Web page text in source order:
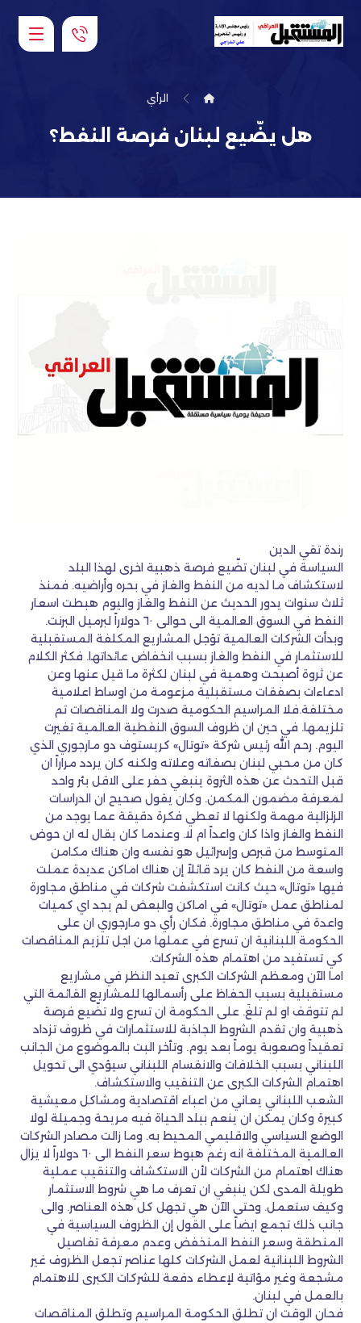
الرأي
هل يضّيع لبنان فرصة النفط؟
رندة تقي الدين
السياسة في لبنان تضّيع فرصة ذهبية اخرى لهذا البلد
لاستكشاف ما لديه من النفط والغاز في بحره وأراضيه. فمنذ
ثلاث سنوات يدور الحديث عن النفط والغاز واليوم هبطت اسعار
النفط في السوق العالمية الى حوالى ٦٠ دولاراً لبرميل البرنت.
وبدأت الشركات العالمية تؤجل المشاريع المكلفة المستقبلية
للاستثمار في النفط والغاز بسبب انخفاض عائداتها. فكثر الكلام
عن ثروة أصبحت وهمية في لبنان لكثرة ما قيل عنها وعن
ادعاءات بصفقات مستقبلية مزعومة من اوساط اعلامية
مختلفة.فلا المراسيم الحكومية صدرت ولا المناقصات تم
تلزيمها. في حين ان ظروف السوق النفطية العالمية تغيرت
اليوم. رحم الله رئيس شركة «توتال» كريستوف دو مارجوري الذي
كان من محبي لبنان بصفاته وعلاته ولكنه كان يردد مراراً ان
قبل التحدث عن هذه الثروة ينبغي حفر على الاقل بئر واحد
لمعرفة مضمون المكمن. وكان يقول صحيح ان الدراسات
الزلزالية مهمة ولكنها لا تعطي فكرة دقيقة عما يوجد من
النفط والغاز واذا كان واعداً ام لا. وعندما كان يقال له ان حوض
المتوسط من قبرص وإسرائيل هو نفسه وان هناك مكامن
واسعة من النفط كان يرد قائلاً إن هناك اماكن عديدة عملت
فيها «توتال» حيث كانت استكشفت شركات في مناطق مجاورة
لمناطق عمل «توتال» في اماكن والبعض لم يجد اي كميات
واعدة في مناطق مجاورة. فكان رأي دو مارجوري ان على
الحكومة اللبنانية ان تسرع في عملها من اجل تلزيم المناقصات
كي تستفيد من اهتمام هذه الشركات.
اما الآن ومعظم الشركات الكبرى تعيد النظر في مشاريع
مستقبلية بسبب الحفاظ على رأسمالها للمشاريع القائمة التي
لم تتوقف او لم تلغَ. على الحكومة ان تسرع ولا تضّيع فرصة
ذهبية وان تقدم الشروط الجاذبة للاستثمارات في ظروف تزداد
تعقيداً وصعوبة يوماً بعد يوم. وتأخر البت بالموضوع من الجانب
اللبناني بسبب الخلافات والانقسام اللبناني سيؤدي الى تحويل
اهتمام الشركات الكبرى عن التنقيب والاستكشاف.
الشعب اللبناني يعاني من اعباء اقتصادية ومشاكل معيشية
كبيرة وكان يمكن ان ينعم ببلد الحياة فيه مريحة وجميلة لولا
الوضع السياسي والاقليمي المحيط به. وما زالت مصادر الشركات
العالمية المختلفة انه رغم هبوط سعر النفط الى ٦٠ دولاراً لا يزال
هناك اهتمام من الشركات لأن الاستكشاف والتنقيب عملية
طويلة المدى لكن ينبغي ان تعرف ما هي شروط الاستثمار
وكيف ستعمل. وحتى الآن هي تجهل كل هذه العناصر. والى
جانب ذلك تجمع ايضاً على القول إن الظروف السياسية في
المنطقة وسعر النفط المنخفض وعدم معرفة تفاصيل
الشروط اللبنانية لعمل الشركات كلها عناصر تجعل الظروف غير
مشجعة وغير مؤاتية لإعطاء دفعة للشركات الكبرى للاهتمام
بالعمل في لبنان.
فحان الوقت ان تطلق الحكومة المراسيم وتطلق المناقصات